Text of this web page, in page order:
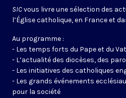
SICvous livre une sélection des
l’Église catholique, en France et
Au programme :
- Les temps forts du Pape et du
- L’actualité des diocèses, des
- Les initiatives des catholiques
- Les grands événements
pour la société